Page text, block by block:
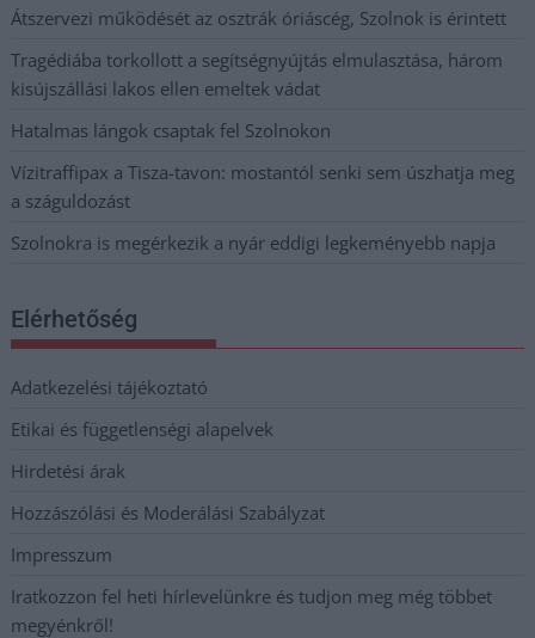
Átszervezi működését az osztrák óriáscég, Szolnok is érintett
Tragédiába torkollott a segítségnyújtás elmulasztása, három
kisújszállási lakos ellen emeltek vádat
Hatalmas lángok csaptak fel Szolnokon
Vízitraffipax a Tisza-tavon: mostantól senki sem úszhatja meg
a száguldozást
Szolnokra is megérkezik a nyár eddigi legkeményebb napja
Elérhetőség
Adatkezelési tájékoztató
Etikai és függetlenségi alapelvek
Hirdetési árak
Hozzászólási és Moderálási Szabályzat
Impresszum
Iratkozzon fel heti hírlevelünkre és tudjon meg még többet
megyénkről!